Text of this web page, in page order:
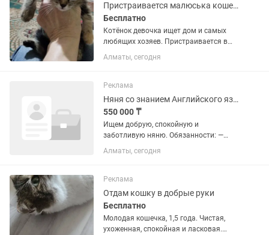
Пристраивается малюська кошечка 2,5 месяца в самые добрые ручки
Бесплатно
Котёнок девочка ищет дом и самых
любящих хозяев. Пристраивается в
добрые ручки, возраст 2,5 месяца,
кушает сама, от глистов обработана,
игривая, красивая, необычный...
Алматы, сегодня
Реклама
Няня со знанием Английского языка
550 000 ₸
Ищем добрую, спокойную и
заботливую няню. Обязанности: —
Полный уход за ребенком — Гигиена,
порядок детских вещей — Игры,
изучение языка Требования: — Опыт
работы...
Алматы, сегодня
Реклама
Отдам кошку в добрые руки
Бесплатно
Молодая кошечка, 1,5 года. Чистая,
ухоженная, спокойная и ласковая.